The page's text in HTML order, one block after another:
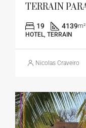
19 4139m²
HOTEL, TERRAIN
Nicolas Craveiro